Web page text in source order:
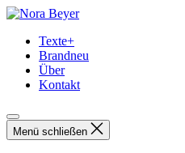
Direkt
Inhalt
wechseln
Nora
Texte+
Brandneu
Über
Kontakt
Menü schließen